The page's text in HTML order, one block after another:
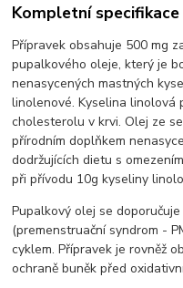
Kompletní specifikace
Přípravek obsahuje 500 mg
pupalkového oleje, který je
nenasycených mastných
linolenové. Kyselina linolová
cholesterolu v krvi. Olej ze
přírodním doplňkem
dodržujících dietu s
při přívodu 10g kyseliny
Pupalkový olej se
(premenstruační syndrom -
cyklem. Přípravek je rovněž
ochraně buněk před